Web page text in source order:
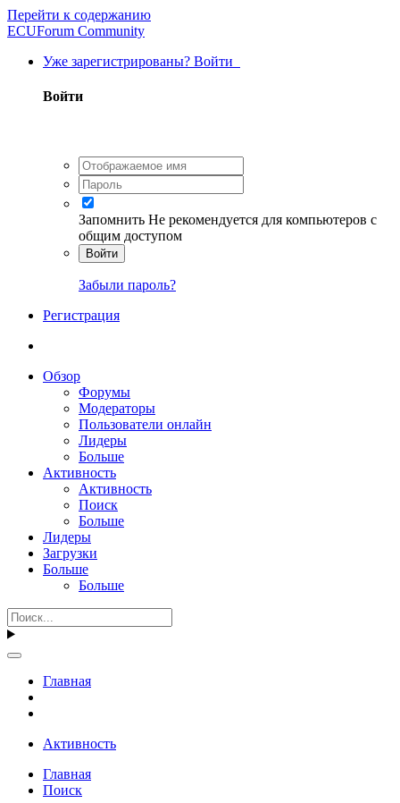
Перейти к содержанию
ECUForum Community
Уже зарегистрированы? Войти
Войти
Запомнить Не рекомендуется для компьютеров с
общим доступом
Войти
Забыли пароль?
Регистрация
Обзор
Форумы
Модераторы
Пользователи онлайн
Лидеры
Больше
Активность
Активность
Поиск
Больше
Лидеры
Загрузки
Больше
Больше
Главная
Активность
Главная
Поиск